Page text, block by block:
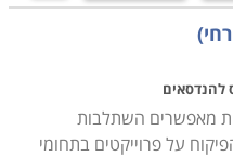
להנדסאים
מאפשרים השתלבות
על פרוייקטים בתחומי